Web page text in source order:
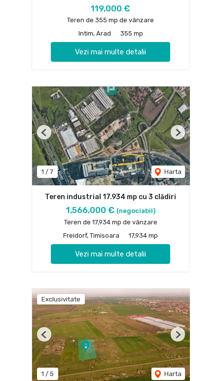
119,000 €
Teren de 355 mp de vânzare
Intim, Arad
355 mp
Vezi mai multe detalii
1 / 7 Harta
Previous Next
Teren industrial 17.934 mp cu 3 clădiri
1,566,000 € (negociabil)
Teren de 17,934 mp de vânzare
Freidorf, Timisoara
17,934 mp
Vezi mai multe detalii
Exclusivitate
1 / 5 Harta
Previous Next